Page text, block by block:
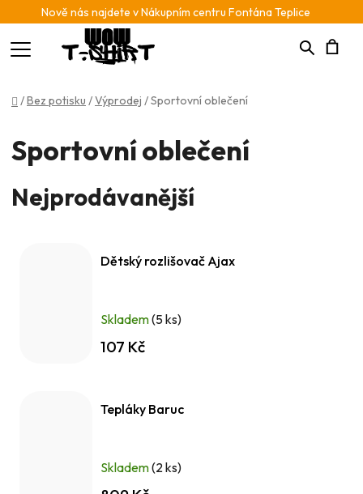
Nově nás najdete v Nákupním centru Fontána Teplice
Hledat
Domů
/Bez potisku /Výprodej /Sportovní oblečení
Sportovní oblečení
Nejprodávanější
Dětský rozlišovač Ajax
Skladem(5 ks)
107 Kč
Tepláky Baruc
Skladem(2 ks)